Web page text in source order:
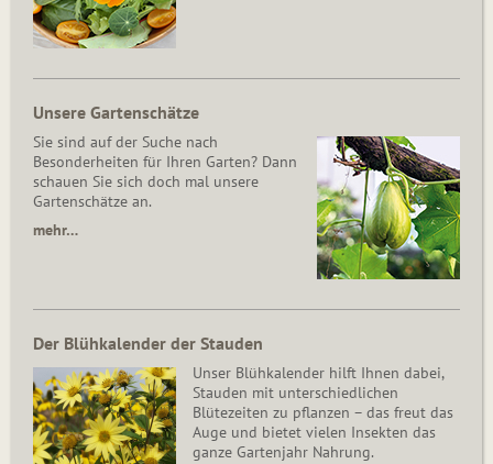
Unsere Gartenschätze
Sie sind auf der Suche nach
Besonderheiten für Ihren Garten? Dann
schauen Sie sich doch mal unsere
Gartenschätze an.
mehr…
Der Blühkalender der Stauden
Unser Blühkalender hilft Ihnen dabei,
Stauden mit unterschiedlichen
Blütezeiten zu pflanzen – das freut das
Auge und bietet vielen Insekten das
ganze Gartenjahr Nahrung.